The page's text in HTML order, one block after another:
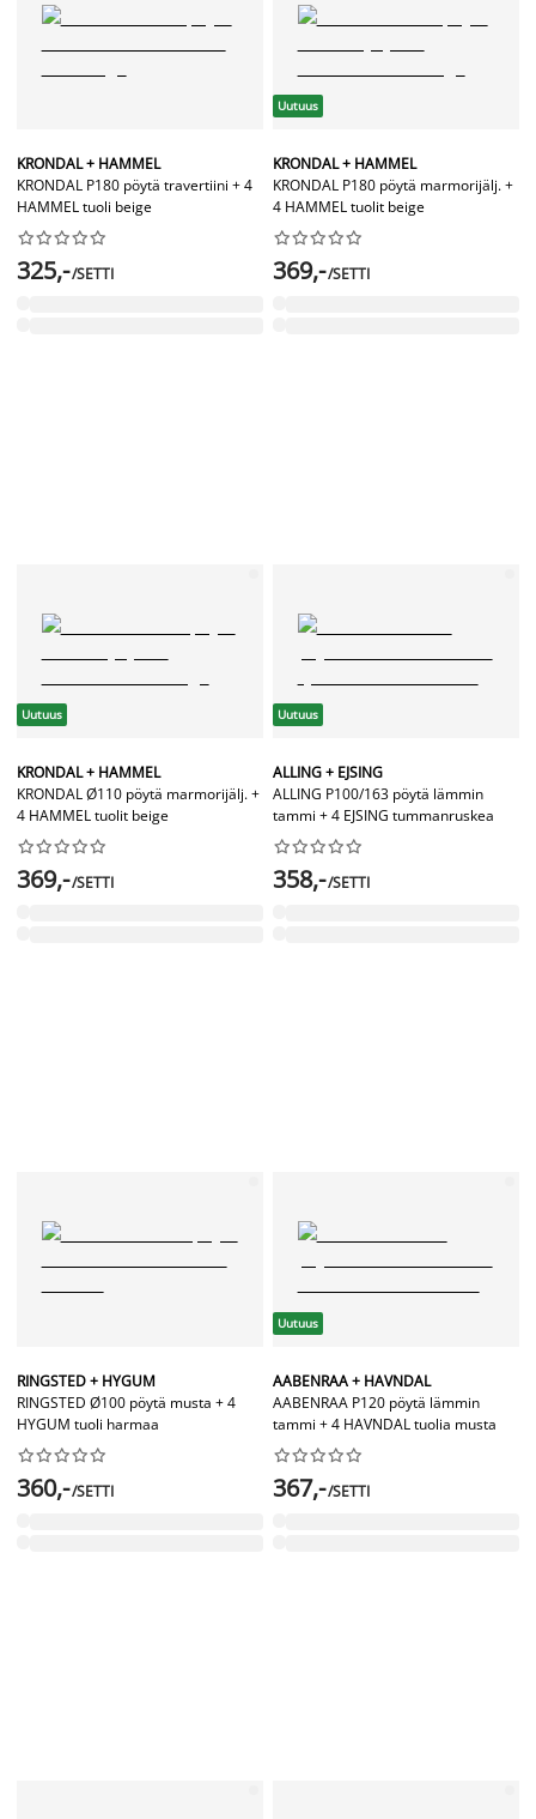
KRONDAL + HAMMEL
KRONDAL P180 pöytä travertiini + 4
HAMMEL tuoli beige






325,-/SETTI
Uutuus
KRONDAL + HAMMEL
KRONDAL P180 pöytä marmorijälj. +
4 HAMMEL tuolit beige






369,-/SETTI
Uutuus
KRONDAL + HAMMEL
KRONDAL Ø110 pöytä marmorijälj. +
4 HAMMEL tuolit beige






369,-/SETTI
Uutuus
ALLING + EJSING
ALLING P100/163 pöytä lämmin
tammi + 4 EJSING tummanruskea






358,-/SETTI
RINGSTED + HYGUM
RINGSTED Ø100 pöytä musta + 4
HYGUM tuoli harmaa






360,-/SETTI
Uutuus
AABENRAA + HAVNDAL
AABENRAA P120 pöytä lämmin
tammi + 4 HAVNDAL tuolia musta






367,-/SETTI